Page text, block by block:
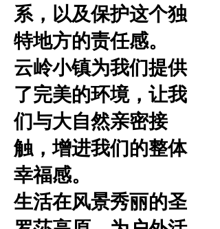
系，以及保护这个独
特地方的责任感。
云岭小镇为我们提供
了完美的环境，让我
们与大自然亲密接
触，增进我们的整体
幸福感。
生活在风景秀丽的圣